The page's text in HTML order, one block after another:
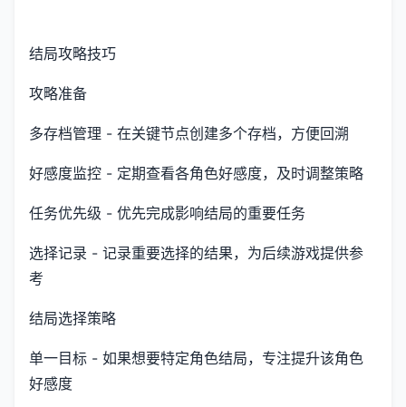
结局攻略技巧
攻略准备
多存档管理 - 在关键节点创建多个存档，方便回溯
好感度监控 - 定期查看各角色好感度，及时调整策略
任务优先级 - 优先完成影响结局的重要任务
选择记录 - 记录重要选择的结果，为后续游戏提供参
考
结局选择策略
单一目标 - 如果想要特定角色结局，专注提升该角色
好感度